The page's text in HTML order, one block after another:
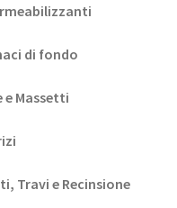
di fondo
e Massetti
Travi e Recinsione